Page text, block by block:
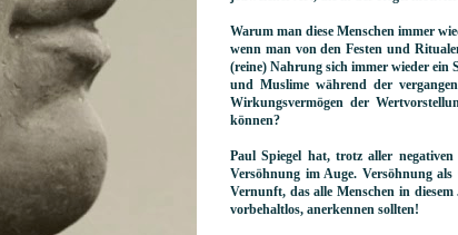
Warum man diese Menschen immer
wenn man von den Festen und
(reine) Nahrung sich immer wieder ein
und Muslime während der
Wirkungsvermögen der
können?
Paul Spiegel hat, trotz aller
Versöhnung im Auge. Versöhnung
Vernunft, das alle Menschen in
vorbehaltlos, anerkennen sollten!